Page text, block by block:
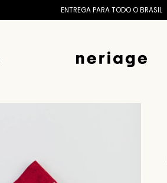
ENTREGA PARA TODO O BRASIL